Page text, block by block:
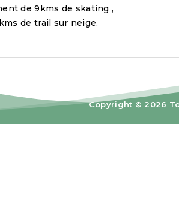
de 9kms de skating ,
de trail sur neige.
Copyright © 2026